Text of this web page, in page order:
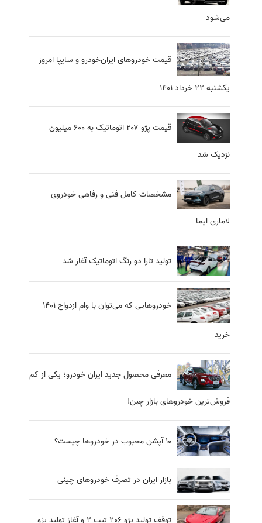
می‌شود
قیمت خودرو‌های ایران‌خودرو و سایپا امروز
یکشنبه ۲۲ خرداد ۱۴۰۱
قیمت پژو ۲۰۷ اتوماتیک به ۶۰۰ میلیون
نزدیک شد
مشخصات کامل فنی و رفاهی خودروی
لاماری ایما
تولید تارا دو رنگ اتوماتیک آغاز شد
خودرو‌هایی که می‌توان با وام ازدواج ۱۴۰۱
خرید
معرفی محصول جدید ایران خودرو؛ یکی از کم
فروش‌ترین خودروهای بازار چین!
10 آپشن محبوب در خودروها چیست؟
بازار ایران در تصرف خودروهای چینی
توقف تولید پژو 206 تیپ 2 و آغاز تولید پژو